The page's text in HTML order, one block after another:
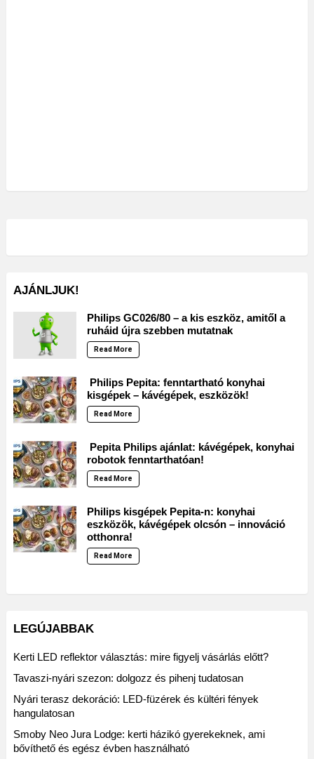
AJÁNLJUK!
Philips GC026/80 – a kis eszköz, amitől a
ruháid újra szebben mutatnak
Read More
Philips Pepita: fenntartható konyhai
kisgépek – kávégépek, eszközök!
Read More
Pepita Philips ajánlat: kávégépek, konyhai
robotok fenntarthatóan!
Read More
Philips kisgépek Pepita-n: konyhai
eszközök, kávégépek olcsón – innováció
otthonra!
Read More
LEGÚJABBAK
Kerti LED reflektor választás: mire figyelj vásárlás előtt?
Tavaszi-nyári szezon: dolgozz és pihenj tudatosan
Nyári terasz dekoráció: LED-füzérek és kültéri fények
hangulatosan
Smoby Neo Jura Lodge: kerti házikó gyerekeknek, ami
bővíthető és egész évben használható